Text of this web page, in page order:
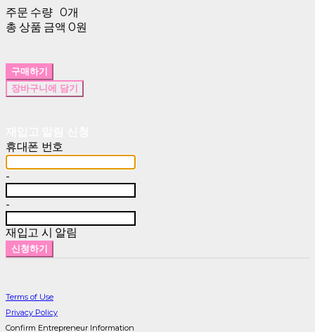
주문 수량 0개
총 상품 금액 0원
구매하기
장바구니에 담기
휴대폰 번호
-
-
재입고 시 알림
신청하기
Terms of Use
Privacy Policy
Confirm Entrepreneur Information